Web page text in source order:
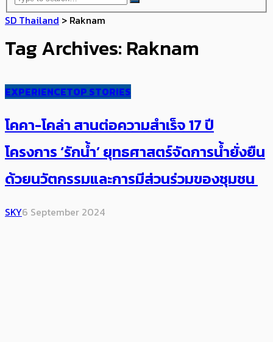
SD Thailand > Raknam
Tag Archives: Raknam
EXPERIENCETOP STORIES
โคคา-โคล่า สานต่อความสำเร็จ 17 ปี
โครงการ ‘รักน้ำ’ ​ยุทธศาสตร์จัดการน้ำยั่งยืน
ด้วยนวัตกรรมและการมีส่วนร่วมของชุมชน
SKY6 September 2024